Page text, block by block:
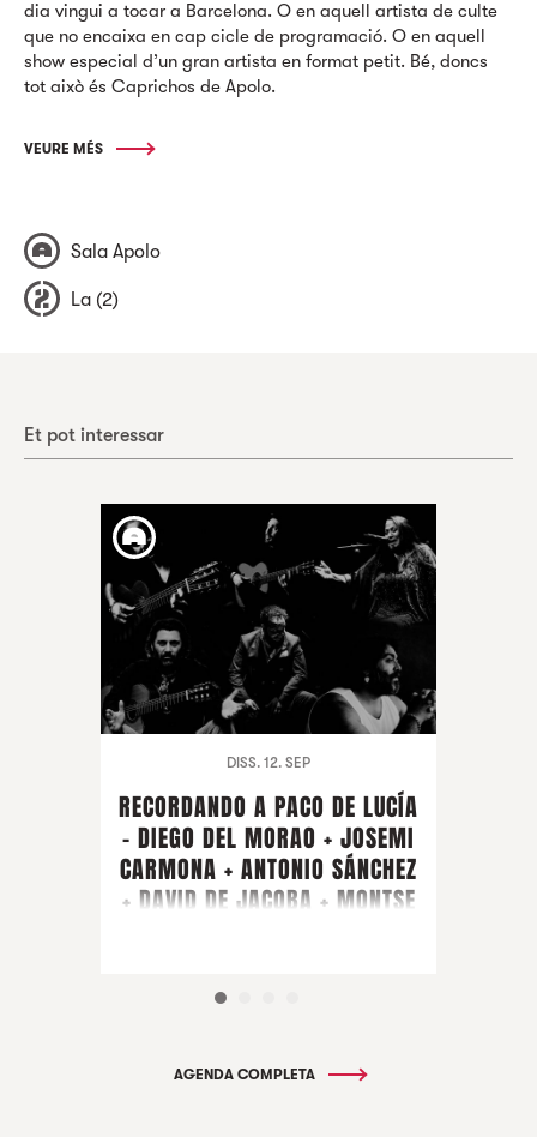
dia vingui a tocar a Barcelona. O en aquell artista de culte
que no encaixa en cap cicle de programació. O en aquell
show especial d’un gran artista en format petit. Bé, doncs
tot això és Caprichos de Apolo.
VEURE MÉS
Sala Apolo
La (2)
Et pot interessar
DISS. 12. SEP
RECORDANDO A PACO DE LUCÍA
- DIEGO DEL MORAO + JOSEMI
CARMONA + ANTONIO SÁNCHEZ
+ DAVID DE JACOBA + MONTSE
AGENDA COMPLETA